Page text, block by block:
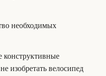
необходимых
изобретать велосипед